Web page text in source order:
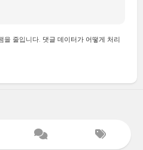
을 줄입니다. 댓글 데이터가 어떻게 처리